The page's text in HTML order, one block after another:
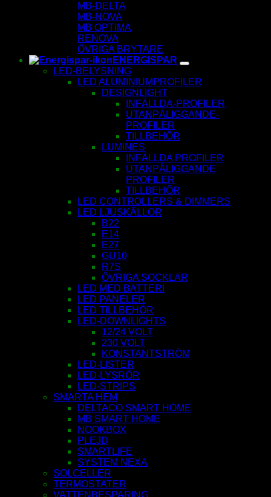
MB-DELTA
MB-NOVA
MB OPTIMA
RENOVA
ÖVRIGA BRYTARE
ENERGISPAR
LED-BELYSNING
LED ALUMINIUMPROFILER
DESIGNLIGHT
INFÄLLDA-PROFILER
UTANPÅLIGGANDE-
PROFILER
TILLBEHÖR
LUMINES
INFÄLLDA PROFILER
UTANPÅLIGGANDE
PROFILER
TILLBEHÖR
LED CONTROLLERS & DIMMERS
LED LJUSKÄLLOR
B22
E14
E27
GU10
R7S
ÖVRIGA SOCKLAR
LED MED BATTERI
LED PANELER
LED TILLBEHÖR
LED-DOWNLIGHTS
12/24 VOLT
230 VOLT
KONSTANTSTRÖM
LED-LISTER
LED-LYSRÖR
LED-STRIPS
SMARTA HEM
DELTACO SMART HOME
MB SMART HOME
NOOKBOX
PLEJD
SMARTLIFE
SYSTEM NEXA
SOLCELLER
TERMOSTATER